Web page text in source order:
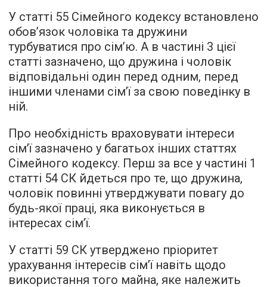
У статті 55 Сімейного кодексу встановлено
обов’язок чоловіка та дружини
турбуватися про сім’ю. А в частині 3 цієї
статті зазначено, що дружина і чоловік
відповідальні один перед одним, перед
іншими членами сім’ї за свою поведінку в
ній.
Про необхідність враховувати інтереси
сім’ї зазначено у багатьох інших статтях
Сімейного кодексу. Перш за все у частині 1
статті 54 СК йдеться про те, що дружина,
чоловік повинні утверджувати повагу до
будь-якої праці, яка виконується в
інтересах сім’ї.
У статті 59 СК утверджено пріоритет
урахування інтересів сім’ї навіть щодо
використання того майна, яке належить